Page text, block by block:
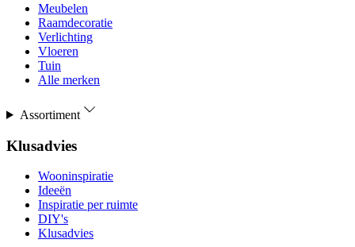
Meubelen
Raamdecoratie
Verlichting
Vloeren
Tuin
Alle merken
Assortiment
Klusadvies
Wooninspiratie
Ideeën
Inspiratie per ruimte
DIY's
Klusadvies